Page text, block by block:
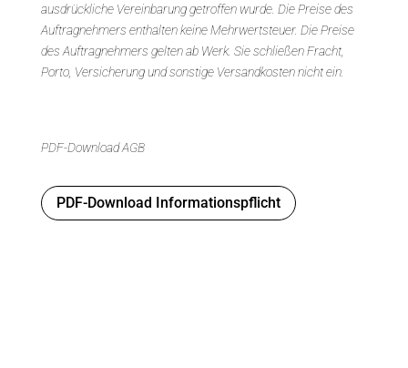
ausdrückliche Vereinbarung getroffen wurde. Die Preise des
Auftragnehmers enthalten keine Mehrwertsteuer. Die Preise
des Auftragnehmers gelten ab Werk. Sie schließen Fracht,
Porto, Versicherung und sonstige Versandkosten nicht ein.
PDF-Download AGB
PDF-Download Informationspflicht